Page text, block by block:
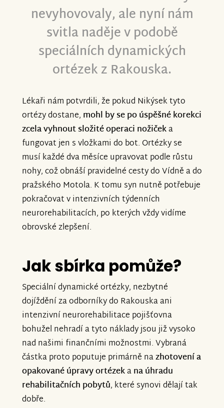
nevyhovovaly, ale nyní nám
svitla naděje v podobě
speciálních dynamických
ortézek z Rakouska.
Lékaři nám potvrdili, že pokud Nikýsek tyto
ortézy dostane, mohl by se po úspěšné korekci
zcela vyhnout složité operaci nožičeka
fungovat jen s vložkami do bot. Ortézky se
musí každé dva měsíce upravovat podle růstu
nohy, což obnáší pravidelné cesty do Vídně a do
pražského Motola. K tomu syn nutně potřebuje
pokračovat v intenzivních týdenních
neurorehabilitacích, po kterých vždy vidíme
obrovské zlepšení.
Jak sbírka pomůže?
Speciální dynamické ortézky, nezbytné
dojíždění za odborníky do Rakouska ani
intenzivní neurorehabilitace pojišťovna
bohužel nehradí a tyto náklady jsou již vysoko
nad našimi finančními možnostmi. Vybraná
částka proto poputuje primárně nazhotovení a
opakované úpravy ortézekana úhradu
rehabilitačních pobytů, které synovi dělají tak
dobře.